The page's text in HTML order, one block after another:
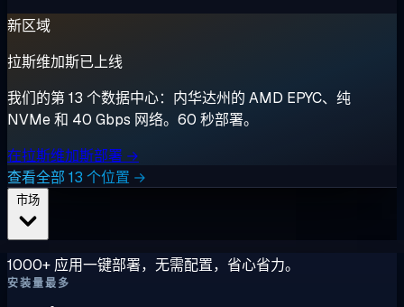
新区域
拉斯维加斯已上线
我们的第 13 个数据中心：内华达州的 AMD EPYC、纯
NVMe 和 40 Gbps 网络。60 秒部署。
在拉斯维加斯部署 →
查看全部 13 个位置 →
1000+ 应用一键部署，无需配置，省心省力。
安装量最多